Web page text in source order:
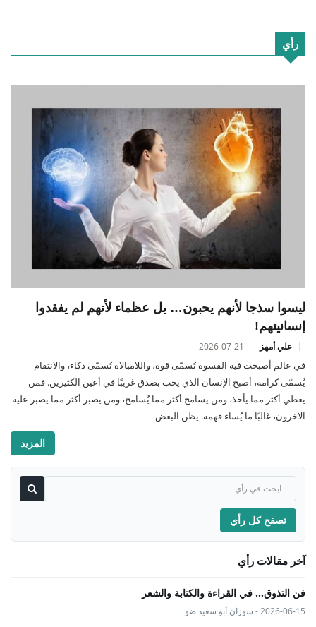
رأي
ليسوا سذجا لأنهم يحبون… بل عظماء لأنهم لم يفقدوا
إنسانيتهم!
علي أمهز 2026-07-21
في عالم أصبحت فيه القسوة تُسمّى قوة، واللامبالاة تُسمّى ذكاء، والانتقام
يُسمّى كرامة، أصبح الإنسان الذي يحب بصدق غريبًا في أعين الكثيرين. فمن
يعطي أكثر مما يأخذ، ومن يسامح أكثر مما يُسامح، ومن يصبر أكثر مما يصبر عليه
الآخرون، غالبًا ما يُساء فهمه. يظن البعض
المزيد
تصفح كل رأي
آخر مقالات رأي
فن التذوق... في القراءة والكتابة والشعر
2026-06-15 - سوزان أبو سعيد ضو